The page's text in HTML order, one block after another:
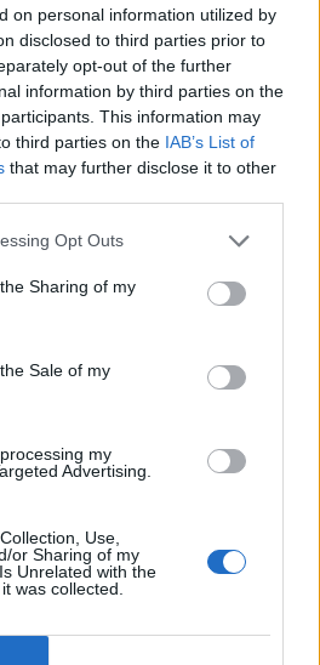
on personal information utilized by
disclosed to third parties prior to
opt-out of the further
information by third parties on the
This information may
third parties on the IAB’s List of
that may further disclose it to other
Opt Outs
Sharing of my
Sale of my
my
Advertising.
Use,
or Sharing of my
Unrelated with the
was collected.
in questo portale è di nostra proprietà.
su "Juventus Magazine" sono in parte giunti
attenzione attraverso regolari comunicati
ed autorizzati alla pubblicazione, e quindi valutati
autori avessero qualcosa in contrario alla
che provvederà prontamente alla rimozione.